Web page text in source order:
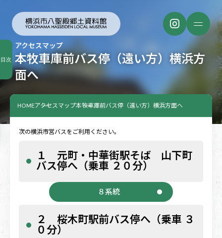
本牧車庫前バス停（遠い方）横浜方
面へ
アクセスマップ
HOMEアクセスマップ本牧車庫前バス停（遠い方）横浜方面へ
次の横浜市営バスをご利用ください。
１ 元町・中華街駅そば 山下町
バス停へ（乗車 ２０分）
８系統
２ 桜木町駅前バス停へ（乗車 ３
０分）
目次